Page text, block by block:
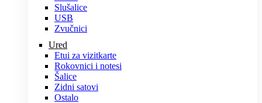
Slušalice
USB
Zvučnici
Ured
Etui za vizitkarte
Rokovnici i notesi
Šalice
Zidni satovi
Ostalo